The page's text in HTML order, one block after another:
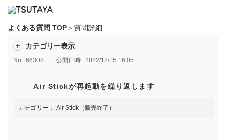
よくある質問 TOP＞質問詳細
カテゴリー表示
No : 66308 公開日時 : 2022/12/15 16:05
Air Stickが再起動を繰り返します
カテゴリー： Air Stick（販売終了）